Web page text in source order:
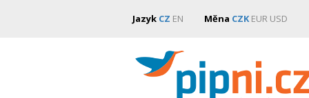
Jazyk CZ EN Měna CZK EUR USD